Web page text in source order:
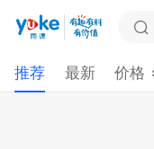
推荐 最新 价格